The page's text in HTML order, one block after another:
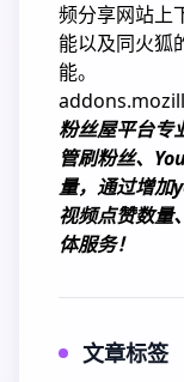
频分享网站上
能以及同火狐
能。
粉丝屋平台专
管刷粉丝、
量，通过增加
视频点赞数量
体服务！
文章标签